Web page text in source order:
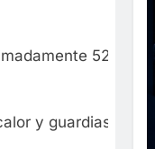
520.
y guardias de